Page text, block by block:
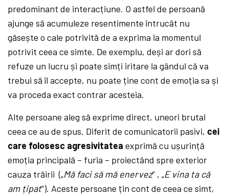
predominant de interacțiune. O astfel de persoană
ajunge să acumuleze resentimente întrucât nu
găsește o cale potrivită de a exprima la momentul
potrivit ceea ce simte. De exemplu, deși ar dori să
refuze un lucru și poate simți iritare la gândul că va
trebui să îl accepte, nu poate ține cont de emoția sa și
va proceda exact contrar acesteia.
Alte persoane aleg să exprime direct, uneori brutal
ceea ce au de spus. Diferit de comunicatorii pasivi, cei
care folosesc agresivitateaexprimă cu ușurință
emoția principală – furia – proiectând spre exterior
cauza trăirii („Mă faci să mă enervez” , „E vina ta că
am țipat”). Aceste persoane țin cont de ceea ce simt,